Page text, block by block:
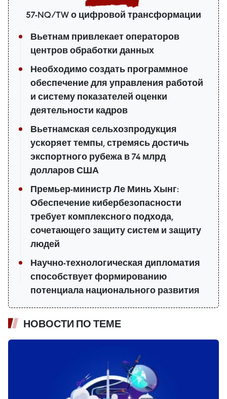
57-NQ/TW о цифровой трансформации
Вьетнам привлекает операторов
центров обработки данных
Необходимо создать программное
обеспечение для управления работой
и систему показателей оценки
деятельности кадров
Вьетнамская сельхозпродукция
ускоряет темпы, стремясь достичь
экспортного рубежа в 74 млрд
долларов США
Премьер-министр Ле Минь Хынг:
Обеспечение кибербезопасности
требует комплексного подхода,
сочетающего защиту систем и защиту
людей
Научно-технологическая дипломатия
способствует формированию
потенциала национального развития
НОВОСТИ ПО ТЕМЕ